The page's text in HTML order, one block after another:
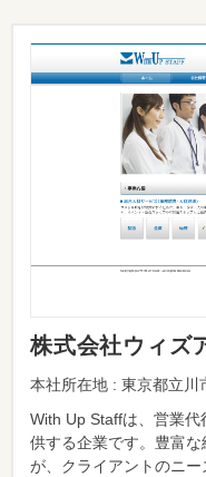
株式会社ウィズ
本社所在地 : 東京都立
With Up Staffは、営業
供する企業です。豊富
が、クライアントのニ